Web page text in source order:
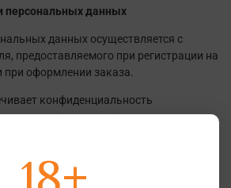
персональных данных
данных осуществляется с
предоставляемого при регистрации на
при оформлении заказа.
конфиденциальность
за исключением случаев,
пользователей не подлежат
без согласия пользователя, за
18+